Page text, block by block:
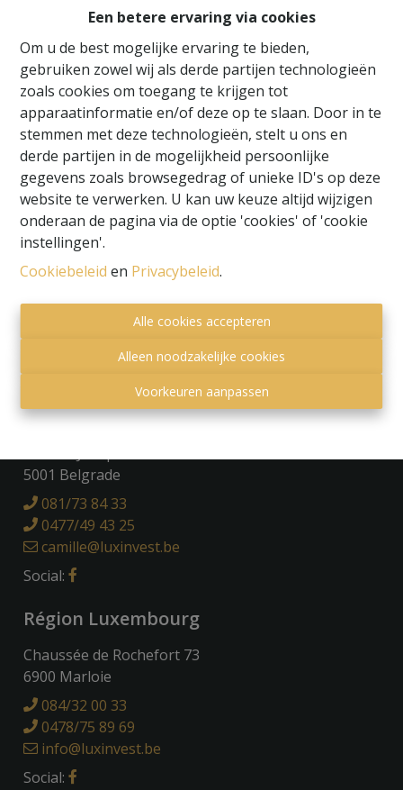
Een betere ervaring via cookies
Om u de best mogelijke ervaring te bieden,
gebruiken zowel wij als derde partijen technologieën
zoals cookies om toegang te krijgen tot
apparaatinformatie en/of deze op te slaan. Door in te
stemmen met deze technologieën, stelt u ons en
derde partijen in de mogelijkheid persoonlijke
gegevens zoals browsegedrag of unieke ID's op deze
website te verwerken. U kan uw keuze altijd wijzigen
onderaan de pagina via de optie 'cookies' of 'cookie
instellingen'.
Cookiebeleid en Privacybeleid.
Alle cookies accepteren
Alleen noodzakelijke cookies
Voorkeuren aanpassen
Beroepsinstituut van Vastgoedmakelaars,
Luxemburgstraat 16 B te 1000 Brussel.
Onderworpen aan dedeontologische code van het
Région Namuroise
5001 Belgrade
081/73 84 33
0477/49 43 25
camille@luxinvest.be
Social:
Région Luxembourg
Chaussée de Rochefort 73
6900 Marloie
084/32 00 33
0478/75 89 69
info@luxinvest.be
Social: